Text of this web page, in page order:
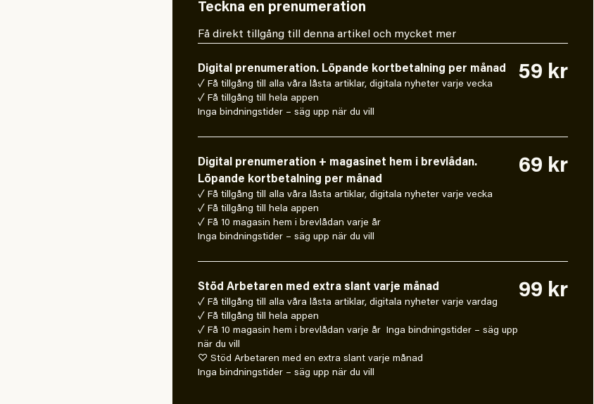
Teckna en prenumeration
Få direkt tillgång till denna artikel och mycket mer
Digital prenumeration. Löpande kortbetalning per månad
✓ Få tillgång till alla våra låsta artiklar, digitala nyheter varje vecka
✓ Få tillgång till hela appen
Inga bindningstider – säg upp när du vill
59 kr
Digital prenumeration + magasinet hem i brevlådan.
Löpande kortbetalning per månad
✓ Få tillgång till alla våra låsta artiklar, digitala nyheter varje vecka
✓ Få tillgång till hela appen
✓ Få 10 magasin hem i brevlådan varje år
Inga bindningstider – säg upp när du vill
69 kr
Stöd Arbetaren med extra slant varje månad
✓ Få tillgång till alla våra låsta artiklar, digitala nyheter varje vardag
✓ Få tillgång till hela appen
✓ Få 10 magasin hem i brevlådan varje år Inga bindningstider – säg upp
när du vill
♡ Stöd Arbetaren med en extra slant varje månad
Inga bindningstider – säg upp när du vill
99 kr